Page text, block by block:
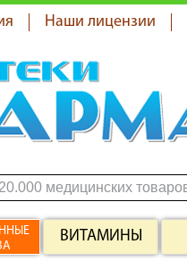
Наши лицензии
ВИТАМИНЫ